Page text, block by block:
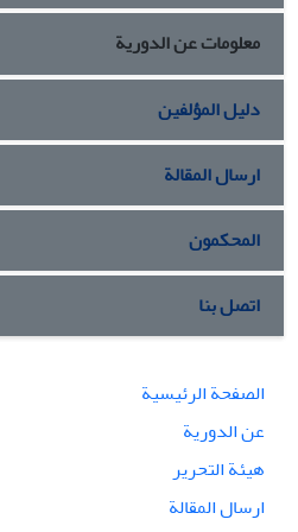
معلومات عن الدورية
دليل المؤلفين
ارسال المقالة
المحكمون
اتصل بنا
الصفحة الرئيسية
عن الدورية
هيئة التحرير
ارسال المقالة